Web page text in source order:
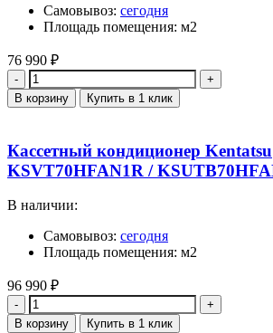
Самовывоз: сегодня
Площадь помещения: м2
76 990 ₽
Количество
В корзину Купить в 1 клик
Кассетный кондиционер Kentatsu
KSVT70HFAN1R /
В наличии:
Самовывоз: сегодня
Площадь помещения: м2
96 990 ₽
Количество
В корзину Купить в 1 клик